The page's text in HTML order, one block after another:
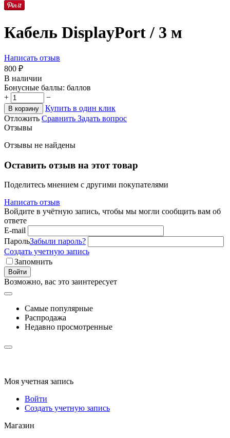
Кабель DisplayPort / 3 м
Написать отзыв
‍800‍ ₽
В наличии
Бонусные баллы: баллов
+
−
В корзину
Купить в один клик
Отложить Сравнить Задать вопрос
Отзывы
Отзывы не найдены
Оставить отзыв на этот товар
Поделитесь мнением с другими покупателями
Написать отзыв
Войдите в учётную запись, чтобы мы могли сообщить вам об
ответе
E-mail
ПарольЗабыли пароль?
Создать учетную запись
Запомнить
Войти
Возможно, вас это заинтересует
Самые популярные
Распродажа
Недавно просмотренные
Моя учетная запись
Войти
Создать учетную запись
Магазин